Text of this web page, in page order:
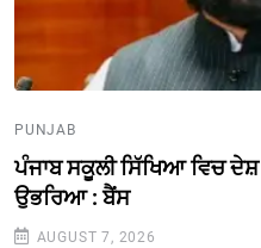
PUNJAB
ਪੰਜਾਬ ਸਕੂਲੀ ਸਿੱਖਿਆ ਵਿਚ
ਉਭਰਿਆ : ਬੈਂਸ
AUGUST 7, 2026